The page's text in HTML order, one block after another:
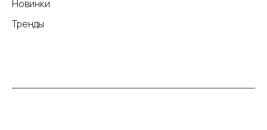
Новинки
Тренды